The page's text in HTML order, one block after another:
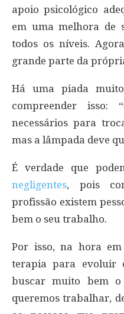
apoio psicológico
em uma melhora de
todos os níveis.
grande parte da
Há uma piada
compreender isso:
necessários para
mas a lâmpada deve
É verdade que
negligentes, pois
profissão existem
bem o seu trabalho.
Por isso, na hora
terapia para evoluir
buscar muito bem
queremos trabalhar,